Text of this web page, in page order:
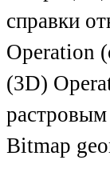
справки
Operation
(3D)
растровым
Bitmap